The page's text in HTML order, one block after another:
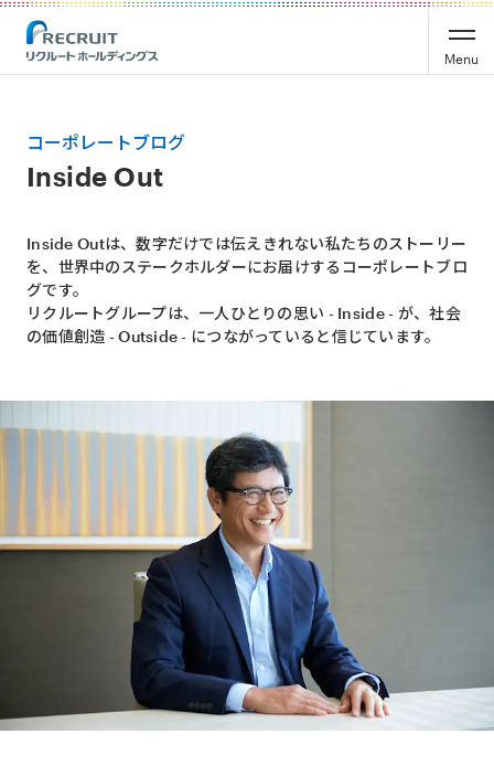
Menu
コーポレートブログ
Inside Out
Inside Outは、数字だけでは伝えきれない私たちのストーリー
を、世界中のステークホルダーにお届けするコーポレートブロ
グです。
リクルートグループは、一人ひとりの思い - Inside - が、社会
の価値創造 - Outside - につながっていると信じています。